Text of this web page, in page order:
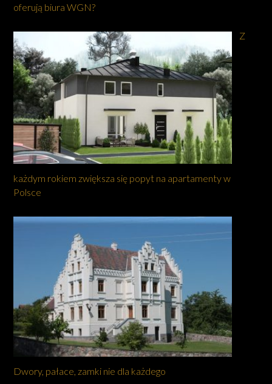
oferują biura WGN?
Z
każdym rokiem zwiększa się popyt na apartamenty w
Polsce
Dwory, pałace, zamki nie dla każdego